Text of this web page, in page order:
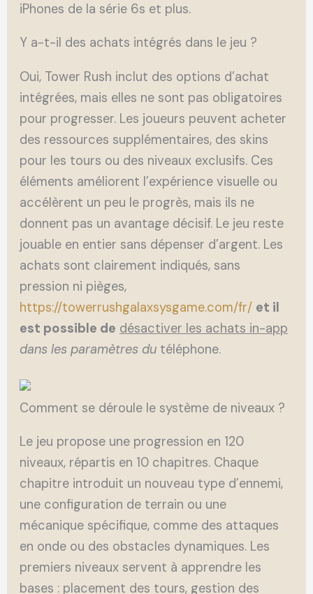
iPhones de la série 6s et plus.
Y a-t-il des achats intégrés dans le jeu ?
Oui, Tower Rush inclut des options d’achat
intégrées, mais elles ne sont pas obligatoires
pour progresser. Les joueurs peuvent acheter
des ressources supplémentaires, des skins
pour les tours ou des niveaux exclusifs. Ces
éléments améliorent l’expérience visuelle ou
accélèrent un peu le progrès, mais ils ne
donnent pas un avantage décisif. Le jeu reste
jouable en entier sans dépenser d’argent. Les
achats sont clairement indiqués, sans
pression ni pièges,
https://towerrushgalaxsysgame.com/fr/ et il
est possible de désactiver les achats in-app
dans les paramètres du téléphone.
Comment se déroule le système de niveaux ?
Le jeu propose une progression en 120
niveaux, répartis en 10 chapitres. Chaque
chapitre introduit un nouveau type d’ennemi,
une configuration de terrain ou une
mécanique spécifique, comme des attaques
en onde ou des obstacles dynamiques. Les
premiers niveaux servent à apprendre les
bases : placement des tours, gestion des